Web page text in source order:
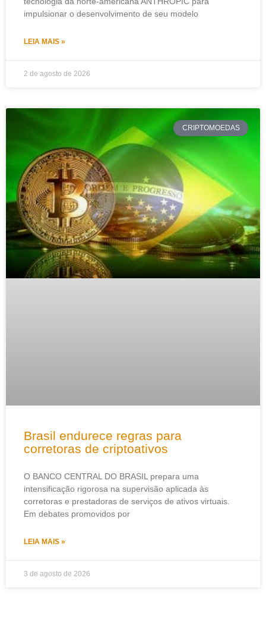
impulsionar o desenvolvimento de seu modelo
LEIA MAIS »
2 de agosto de 2026
CRIPTOMOEDAS
Brasil endurece regras para
corretoras de criptoativos
O BANCO CENTRAL DO BRASIL prepara uma
intensificação rigorosa na supervisão aplicada às
corretoras e prestadoras de serviços de ativos virtuais.
Em debates promovidos por
LEIA MAIS »
3 de agosto de 2026